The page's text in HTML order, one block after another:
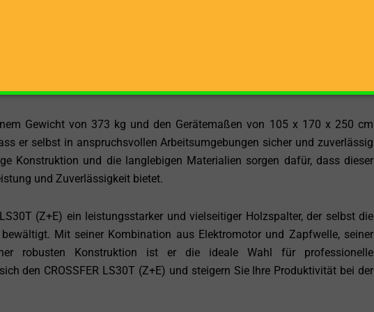
Modus, was eine präzise Steuerung und eine einfache Bedienung
Spaltplatte gelegt, und der Spaltvorgang wird ausgeführt. Die maximale
während die maximale Rücklaufgeschwindigkeit 6,7 cm/s beträgt. Diese
Arbeitsweise und ermöglichen es, große Mengen an Holz in kurzer
Gewicht von 373 kg und den Gerätemaßen von 105 x 170 x 250 cm
er selbst in anspruchsvollen Arbeitsumgebungen sicher und zuverlässig
Konstruktion und die langlebigen Materialien sorgen dafür, dass dieser
und Zuverlässigkeit bietet.
(Z+E) ein leistungsstarker und vielseitiger Holzspalter, der selbst die
Mit seiner Kombination aus Elektromotor und Zapfwelle, seiner
robusten Konstruktion ist er die ideale Wahl für professionelle
den CROSSFER LS30T (Z+E) und steigern Sie Ihre Produktivität bei der